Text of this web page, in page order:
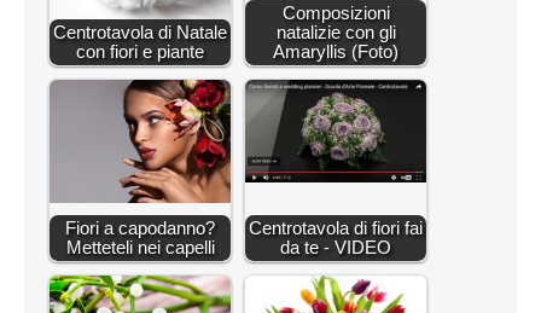
Centrotavola di Natale
con fiori e piante
Composizioni
natalizie con gli
Amaryllis (Foto)
Fiori a capodanno?
Metteteli nei capelli
Centrotavola di fiori fai
da te - VIDEO